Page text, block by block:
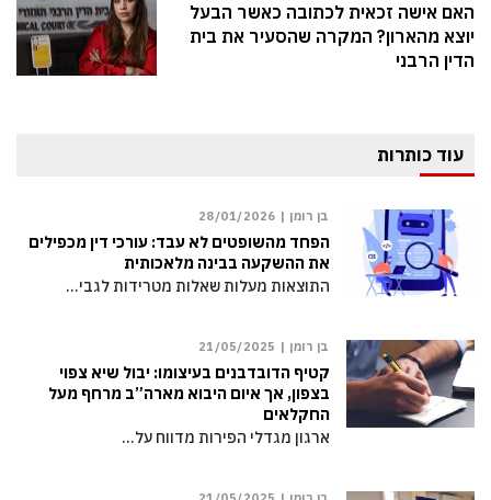
משפחה קבע כי
ואינה משקפת
האם אישה זכאית
יוצא מהארון?
הדין הרבני
עוד כותרות
בן רומן | 28/01/2026
הפחד מהשופטים לא עבד: עורכי דין מכפילים
את ההשקעה בבינה מלאכותית
התוצאות מעלות שאלות מטרידות לגבי…
בן רומן | 21/05/2025
קטיף הדובדבנים בעיצומו: יבול שיא צפוי
בצפון, אך איום היבוא מארה”ב מרחף מעל
החקלאים
ארגון מגדלי הפירות מדווח על…